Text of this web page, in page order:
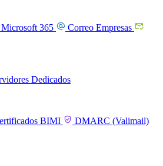
Microsoft 365  Correo Empresas 
Dedicados
BIMI  DMARC (Valimail)